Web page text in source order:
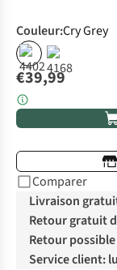
Couleur:Cry Grey
€39,99
Comparer
Livraison
Retour gratuit
Retour
Service client: